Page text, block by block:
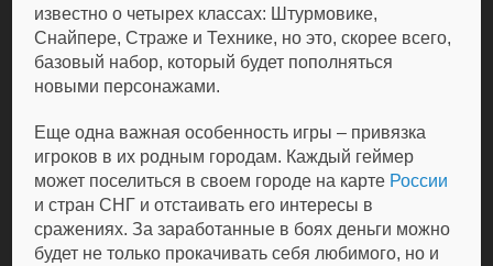
известно о четырех классах: Штурмовике,
Снайпере, Страже и Технике, но это, скорее всего,
базовый набор, который будет пополняться
новыми персонажами.
Еще одна важная особенность игры – привязка
игроков в их родным городам. Каждый геймер
может поселиться в своем городе на карте России
и стран СНГ и отстаивать его интересы в
сражениях. За заработанные в боях деньги можно
будет не только прокачивать себя любимого, но и